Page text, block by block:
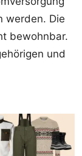
werden. Die
bewohnbar.
und